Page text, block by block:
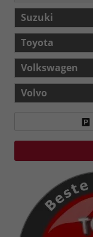
Suzuki
Toyota
Volkswagen
Volvo